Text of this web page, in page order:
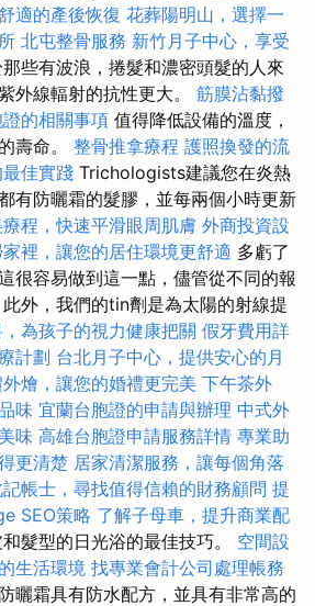
適的產後恢復 花葬陽明山，選擇一
北屯整骨服務 新竹月子中心，享受
些有波浪，捲髮和濃密頭髮的人來
外線輻射的抗性更大。 筋膜沾黏撥
的相關事項 值得降低設備的溫度，
壽命。 整骨推拿療程 護照換發的流
佳實踐 Trichologists建議您在炎熱
有防曬霜的髮膠，並每兩個小時更新
程，快速平滑眼周肌膚 外商投資設
裡，讓您的居住環境更舒適 多虧了
很容易做到這一點，儘管從不同的報
外，我們的tin劑是為太陽的射線提
為孩子的視力健康把關 假牙費用詳
計劃 台北月子中心，提供安心的月
燴，讓您的婚禮更完美 下午茶外
味 宜蘭台胞證的申請與辦理 中式外
味 高雄台胞證申請服務詳情 專業助
更清楚 居家清潔服務，讓每個角落
帳士，尋找值得信賴的財務顧問 提
SEO策略 了解子母車，提升商業配
髮型的日光浴的最佳技巧。 空間設
生活環境 找專業會計公司處理帳務
曬霜具有防水配方，並具有非常高的